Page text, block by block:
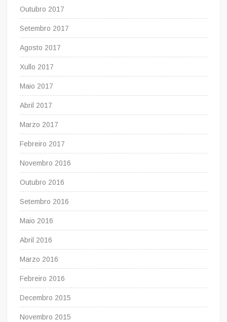
Outubro 2017
Setembro 2017
Agosto 2017
Xullo 2017
Maio 2017
Abril 2017
Marzo 2017
Febreiro 2017
Novembro 2016
Outubro 2016
Setembro 2016
Maio 2016
Abril 2016
Marzo 2016
Febreiro 2016
Decembro 2015
Novembro 2015